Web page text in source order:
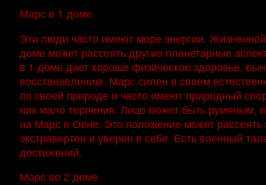
Марс в 1 доме
Эти люди часто имеют море энергии.
доме может рассеять другие планетарные
в 1 доме дает хороше физическое здоровье,
восстановлению. Марс силен в своем
по своей природе и часто имеют природный
них мало терпения. Лицо может быть румяным,
на Марс в Овне. Это положение может
экстравертен и уверен в себе. Есть военный
достижений.
Марс во 2 доме